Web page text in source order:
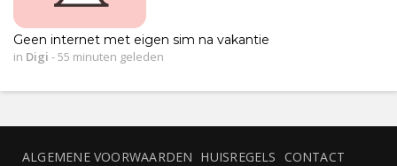
Geen internet met eigen sim na vakantie
in Digi -55 minuten geleden
ALGEMENE VOORWAARDEN HUISREGELS CONTACT